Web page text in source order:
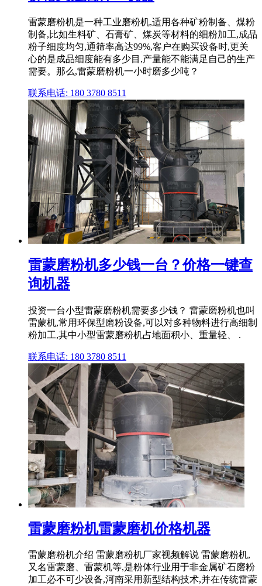
雷蒙磨粉机是一种工业磨粉机,适用各种矿粉制备、煤粉
制备,比如生料矿、石膏矿、煤炭等材料的细粉加工,成品
粉子细度均匀,通筛率高达99%,客户在购买设备时,更关
心的是成品细度能有多少目,产量能不能满足自己的生产
需要。那么,雷蒙磨粉机一小时磨多少吨？
联系电话: 180 3780 8511
雷蒙磨粉机多少钱一台？价格一键查
询机器
投资一台小型雷蒙磨粉机需要多少钱？ 雷蒙磨粉机也叫
雷蒙机,常用环保型磨粉设备,可以对多种物料进行高细制
粉加工,其中小型雷蒙磨粉机占地面积小、重量轻、 .
联系电话: 180 3780 8511
雷蒙磨粉机雷蒙磨机价格机器
雷蒙磨粉机介绍 雷蒙磨粉机厂家视频解说 雷蒙磨粉机,
又名雷蒙磨、雷蒙机等,是粉体行业用于非金属矿石磨粉
加工必不可少设备,河南采用新型结构技术,并在传统雷蒙